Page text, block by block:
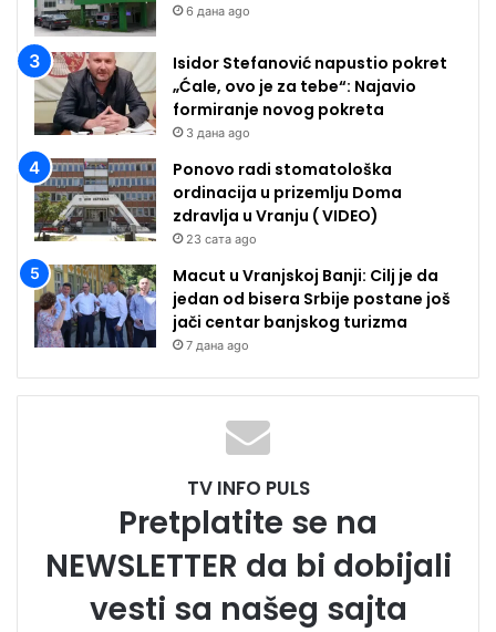
6 дана ago
Isidor Stefanović napustio pokret
„Ćale, ovo je za tebe“: Najavio
formiranje novog pokreta
3 дана ago
Ponovo radi stomatološka
ordinacija u prizemlju Doma
zdravlja u Vranju ( VIDEO)
23 сата ago
Macut u Vranjskoj Banji: Cilj je da
jedan od bisera Srbije postane još
jači centar banjskog turizma
7 дана ago
TV INFO PULS
Pretplatite se na
NEWSLETTER da bi dobijali
vesti sa našeg sajta